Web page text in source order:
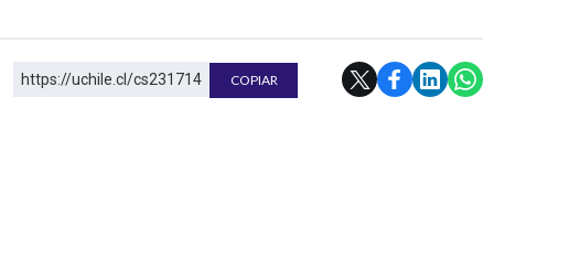
https://uchile.cl/cs231714 COPIAR